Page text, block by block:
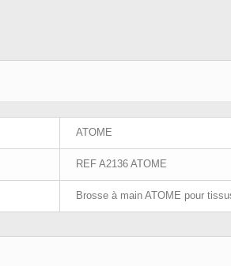
ATOME
REF A2136 ATOME
Brosse à main ATOME pour